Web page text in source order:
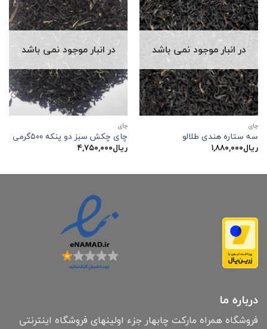
در انبار موجود نمی باشد
چاي
سه ستاره هندی طلالو
ریال۱,۸۸۰,۰۰۰
در انبار موجود نمی باشد
چاي
چای چکش سبز دو پنکه ۵۰۰گرمی
ریال۴,۷۵۰,۰۰۰
درباره ما
فروشگاه همراه مارکت چابهار جزء اولینهای فروشگاه اینترنتی